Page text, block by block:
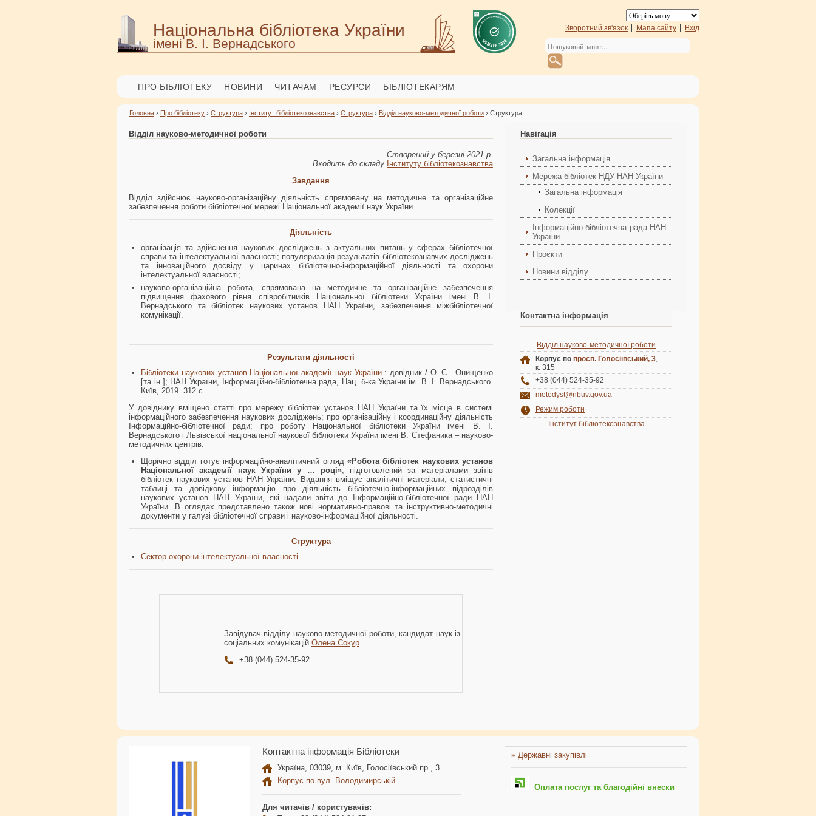
Національна бібліотека України
імені В. І. Вернадського
Зворотний зв'язок Мапа сайту Вхід
ПРО БІБЛІОТЕКУ НОВИНИ ЧИТАЧАМ РЕСУРСИ БІБЛІОТЕКАРЯМ
Головна › Про бібліотеку › Структура › Інститут бібліотекознавства › Структура › Відділ науково-методичної роботи › Структура
Відділ науково-методичної роботи
Створений у березні 2021 р.
Входить до складу Інституту бібліотекознавства
Завдання
Відділ здійснює науково-організаційну діяльність спрямовану на методичне та організаційне
забезпечення роботи бібліотечної мережі Національної академії наук України.
Діяльність
організація та здійснення наукових досліджень з актуальних питань у сферах бібліотечної
справи та інтелектуальної власності; популяризація результатів бібліотекознавчих досліджень
та інноваційного досвіду у царинах бібліотечно-інформаційної діяльності та охорони
інтелектуальної власності;
науково-організаційна робота, спрямована на методичне та організаційне забезпечення
підвищення фахового рівня співробітників Національної бібліотеки України імені В. І.
Вернадського та бібліотек наукових установ НАН України, забезпечення міжбібліотечної
комунікації.
Результати діяльності
Бібліотеки наукових установ Національної академії наук України: довідник / О. С . Онищенко
[та ін.]; НАН України, Інформаційно-бібліотечна рада, Нац. б-ка України ім. В. І. Вернадського.
Київ, 2019. 312 с.
У довіднику вміщено статті про мережу бібліотек установ НАН України та їх місце в системі
інформаційного забезпечення наукових досліджень; про організаційну і координаційну діяльність
Інформаційно-бібліотечної ради; про роботу Національної бібліотеки України імені В. І.
Вернадського і Львівської національної наукової бібліотеки України імені В. Стефаника – науково-
методичних центрів.
Щорічно відділ готує інформаційно-аналітичний огляд «Робота бібліотек наукових установ
Національної академії наук України у … році», підготовлений за матеріалами звітів
бібліотек наукових установ НАН України. Видання вміщує аналітичні матеріали, статистичні
таблиці та довідкову інформацію про діяльність бібліотечно-інформаційних підрозділів
наукових установ НАН України, які надали звіти до Інформаційно-бібліотечної ради НАН
України. В оглядах представлено також нові нормативно-правові та інструктивно-методичні
документи у галузі бібліотечної справи і науково-інформаційної діяльності.
Структура
Сектор охорони інтелектуальної власності
Завідувач відділу науково-методичної роботи, кандидат наук із
соціальних комунікацій Олена Сокур.
+38 (044) 524-35-92
Навігація
Загальна інформація
Мережа бібліотек НДУ НАН України
Загальна інформація
Колекції
Інформаційно-бібліотечна рада НАН
України
Проєкти
Новини відділу
Контактна інформація
Відділ науково-методичної роботи
Корпус по просп. Голосіївський, 3,
к. 315
+38 (044) 524-35-92
metodyst@nbuv.gov.ua
Режим роботи
Інститут бібліотекознавства
Контактна інформація Бібліотеки
Україна, 03039, м. Київ, Голосіївський пр., 3
Корпус по вул. Володимирській
Для читачів / користувачів:
» Державні закупівлі
Оплата послуг та благодійні внески